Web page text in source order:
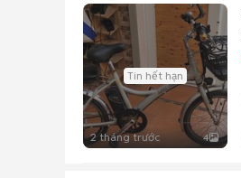
Tin hết hạn
2 tháng trước 4